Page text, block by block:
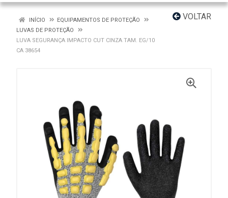
VOLTAR
INÍCIO
EQUIPAMENTOS DE PROTEÇÃO
LUVAS DE PROTEÇÃO
LUVA SEGURANÇA IMPACTO CUT CINZA TAM. EG/10
CA 38654